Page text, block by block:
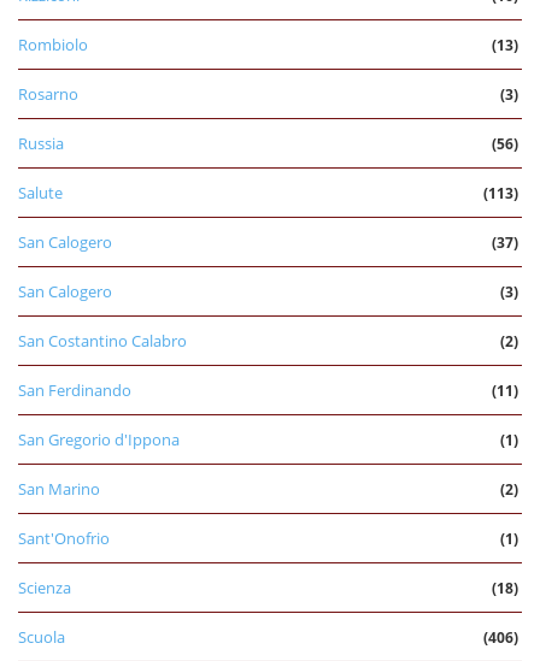
Rombiolo (13)
Rosarno (3)
Russia (56)
Salute (113)
San Calogero (37)
San Calogero (3)
San Costantino Calabro (2)
San Ferdinando (11)
San Gregorio d'Ippona (1)
San Marino (2)
Sant'Onofrio (1)
Scienza (18)
Scuola (406)